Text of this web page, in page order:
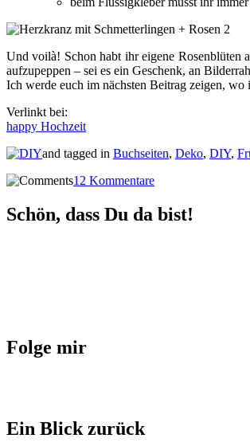
Und voilà! Schon habt ihr eigene Rosenblüten
aufzupeppen – sei es ein Geschenk, an
Ich werde euch im nächsten Beitrag zeigen,
Verlinkt bei:
happy Hochzeit
and tagged in Buchseiten, Deko, DIY,
12 Kommentare
Schön, dass Du da bist!
Folge mir
Ein Blick zurück